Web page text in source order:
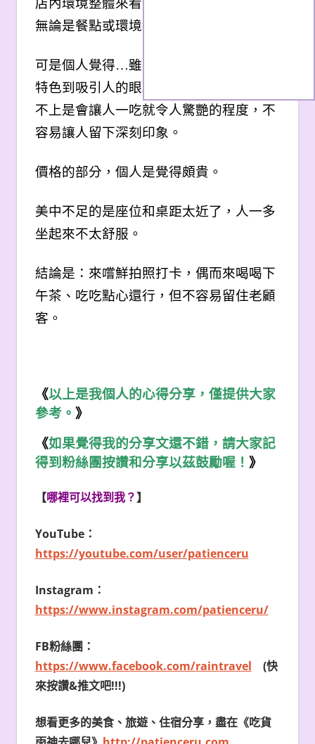
店內環境整體來看還蠻豐富充滿童趣的，
無論是餐點或環境都各有特色。
可是個人覺得…雖然餐點的外觀真的很有
特色到吸引人的眼球，但整體的口感卻算
不上是會讓人一吃就令人驚艷的程度，不
容易讓人留下深刻印象。
價格的部分，個人是覺得頗貴。
美中不足的是座位和桌距太近了，人一多
坐起來不太舒服。
結論是：來嚐鮮拍照打卡，偶而來喝喝下
午茶、吃吃點心還行，但不容易留住老顧
客。
《以上是我個人的心得分享，僅提供大家
參考。 》
《如果覺得我的分享文還不錯，請大家記
得到粉絲團按讚和分享以茲鼓勵喔！ 》
【哪裡可以找到我？】
YouTube：
https://youtube.com/user/patienceru
Instagram ：
https://www.instagram.com/patienceru/
FB粉絲團：
https://www.facebook.com/raintravel
(快
來按讚&推文吧!!!)
想看更多的美食、旅遊、住宿分享，盡在《吃貨